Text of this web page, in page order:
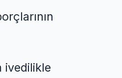
ivedilikle